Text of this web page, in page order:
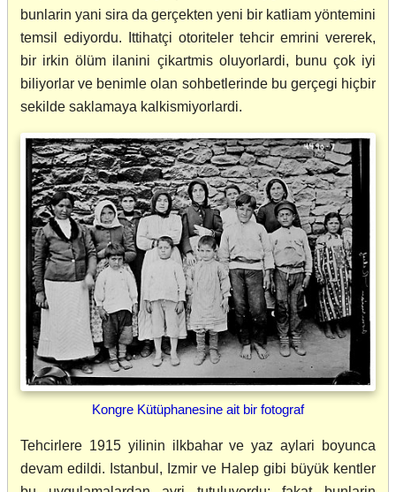
bunlarin yani sira da gerçekten yeni bir katliam yöntemini
temsil ediyordu. Ittihatçi otoriteler tehcir emrini vererek,
bir irkin ölüm ilanini çikartmis oluyorlardi, bunu çok iyi
biliyorlar ve benimle olan sohbetlerinde bu gerçegi hiçbir
sekilde saklamaya kalkismiyorlardi.
Kongre Kütüphanesine ait bir fotograf
Tehcirlere 1915 yilinin ilkbahar ve yaz aylari boyunca
devam edildi. Istanbul, Izmir ve Halep gibi büyük kentler